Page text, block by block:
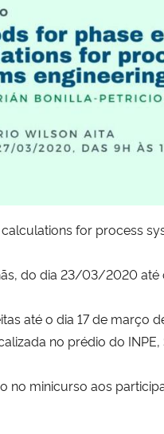
for process
do dia 23/03/2020
até o dia 17 de
no prédio do
no minicurso aos